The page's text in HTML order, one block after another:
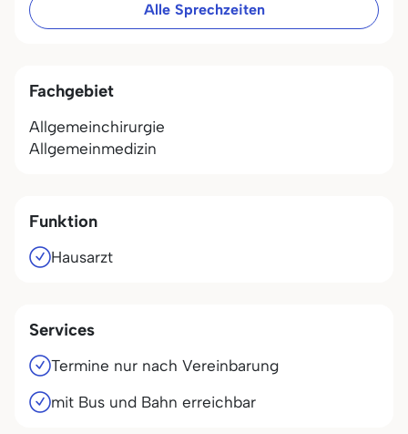
Alle Sprechzeiten
Fachgebiet
Allgemeinchirurgie
Allgemeinmedizin
Funktion
Hausarzt
Services
Termine nur nach Vereinbarung
mit Bus und Bahn erreichbar